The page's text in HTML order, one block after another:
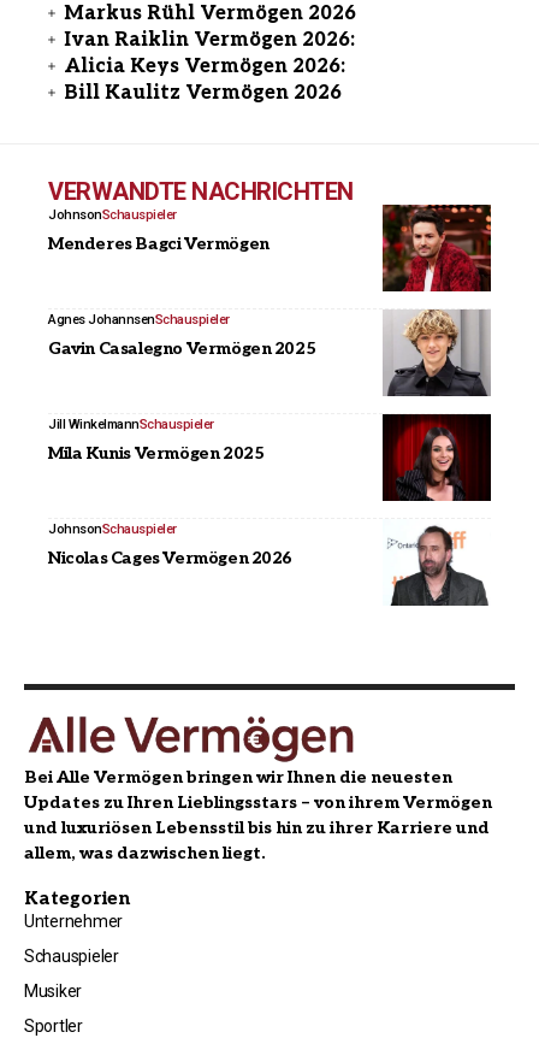
Markus Rühl Vermögen 2026
Ivan Raiklin Vermögen 2026:
Alicia Keys Vermögen 2026:
Bill Kaulitz Vermögen 2026
VERWANDTE NACHRICHTEN
JohnsonSchauspieler
Menderes Bagci Vermögen
Agnes JohannsenSchauspieler
Gavin Casalegno Vermögen 2025
Jill WinkelmannSchauspieler
Mila Kunis Vermögen 2025
JohnsonSchauspieler
Nicolas Cages Vermögen 2026
Bei Alle Vermögen bringen wir Ihnen die neuesten
Updates zu Ihren Lieblingsstars – von ihrem Vermögen
und luxuriösen Lebensstil bis hin zu ihrer Karriere und
allem, was dazwischen liegt.
Kategorien
Unternehmer
Schauspieler
Musiker
Sportler